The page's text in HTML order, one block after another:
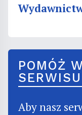
POMÓŻ
SERWISU
Aby nasz